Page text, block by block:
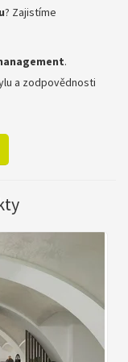
? Zajistíme
.
a zodpovědnosti